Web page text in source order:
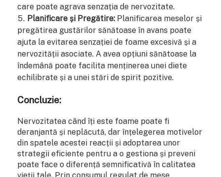
care poate agrava senzația de nervozitate.
Planificare și Pregătire: Planificarea meselor și
pregătirea gustărilor sănătoase în avans poate
ajuta la evitarea senzației de foame excesivă și a
nervozității asociate. A avea opțiuni sănătoase la
îndemână poate facilita menținerea unei diete
echilibrate și a unei stări de spirit pozitive.
Concluzie:
Nervozitatea când îți este foame poate fi
deranjantă și neplăcută, dar înțelegerea motivelor
din spatele acestei reacții și adoptarea unor
strategii eficiente pentru a o gestiona și preveni
poate face o diferență semnificativă în calitatea
vieții tale. Prin consumul regulat de mese